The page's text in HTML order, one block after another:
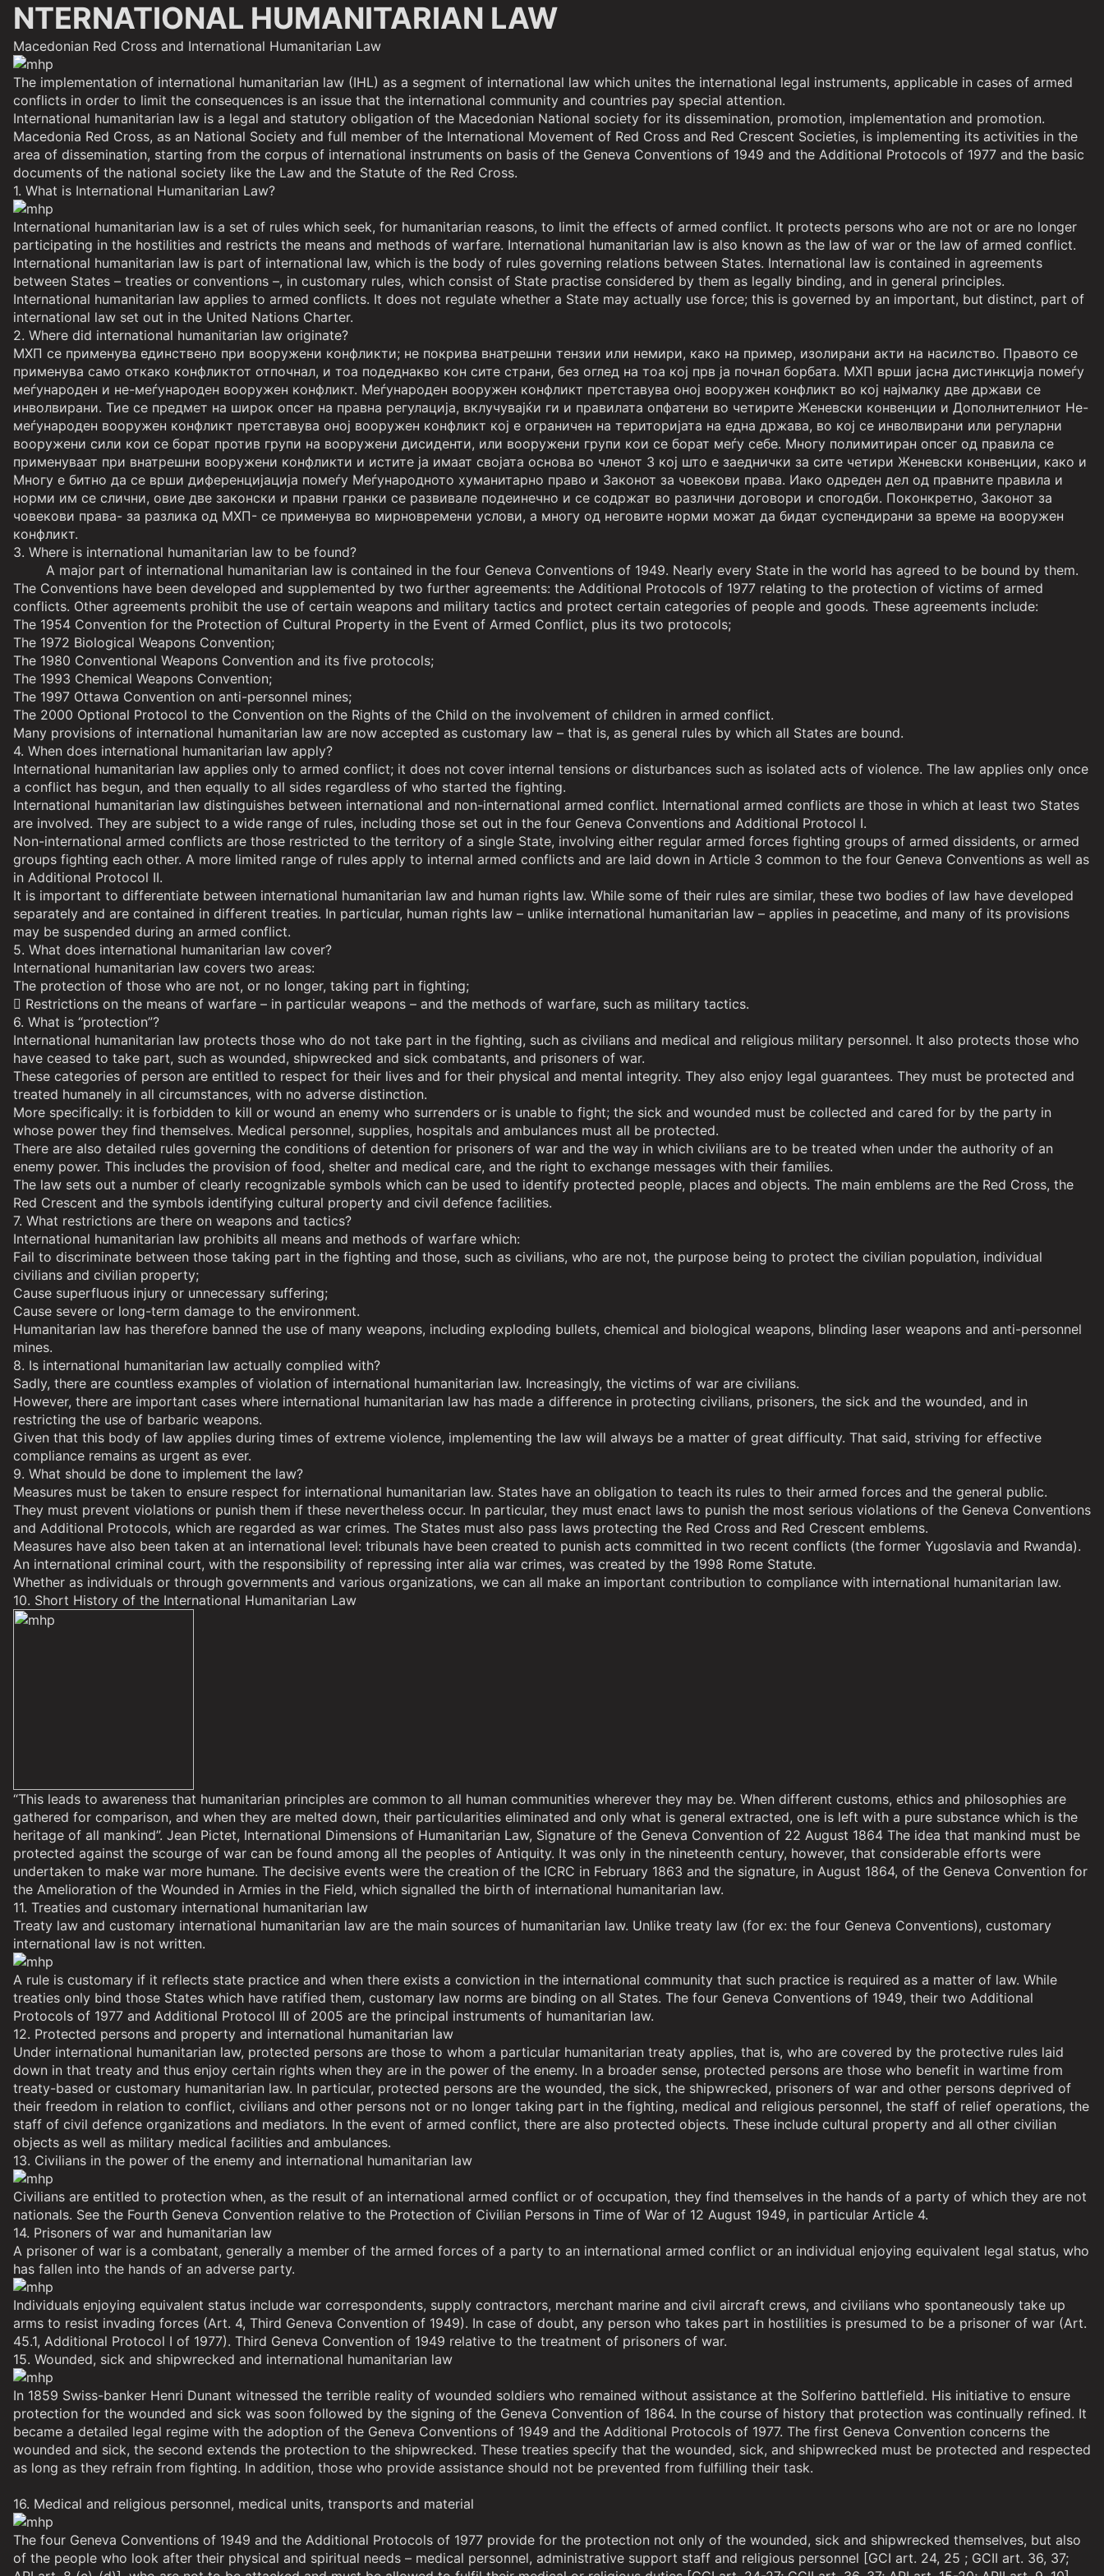
NTERNATIONAL HUMANITARIAN LAW
Macedonian Red Cross and International Humanitarian Law
The implementation of international humanitarian law (IHL) as a segment of international law which unites the international legal instruments, applicable in cases of armed
conflicts in order to limit the consequences is an issue that the international community and countries pay special attention.
International humanitarian law is a legal and statutory obligation of the Macedonian National society for its dissemination, promotion, implementation and promotion.
Macedonia Red Cross, as an National Society and full member of the International Movement of Red Cross and Red Crescent Societies, is implementing its activities in the
area of dissemination, starting from the corpus of international instruments on basis of the Geneva Conventions of 1949 and the Additional Protocols of 1977 and the basic
documents of the national society like the Law and the Statute of the Red Cross.
1. What is International Humanitarian Law?
International humanitarian law is a set of rules which seek, for humanitarian reasons, to limit the effects of armed conflict. It protects persons who are not or are no longer
participating in the hostilities and restricts the means and methods of warfare. International humanitarian law is also known as the law of war or the law of armed conflict.
International humanitarian law is part of international law, which is the body of rules governing relations between States. International law is contained in agreements
between States – treaties or conventions –, in customary rules, which consist of State practise considered by them as legally binding, and in general principles.
International humanitarian law applies to armed conflicts. It does not regulate whether a State may actually use force; this is governed by an important, but distinct, part of
international law set out in the United Nations Charter.
2. Where did international humanitarian law originate?
МХП се применува единствено при вооружени конфликти; не покрива внатрешни тензии или немири, како на пример, изолирани акти на насилство. Правото се
применува само откако конфликтот отпочнал, и тоа подеднакво кон сите страни, без оглед на тоа кој прв ја почнал борбата. МХП врши јасна дистинкција помеѓу
меѓународен и не-меѓународен вооружен конфликт. Меѓународен вооружен конфликт претставува оној вооружен конфликт во кој најмалку две држави се
инволвирани. Тие се предмет на широк опсег на правна регулација, вклучувајќи ги и правилата опфатени во четирите Женевски конвенции и Дополнителниот Не-
меѓународен вооружен конфликт претставува оној вооружен конфликт кој е ограничен на територијата на една држава, во кој се инволвирани или регуларни
вооружени сили кои се борат против групи на вооружени дисиденти, или вооружени групи кои се борат меѓу себе. Многу полимитиран опсег од правила се
применуваат при внатрешни вооружени конфликти и истите ја имаат својата основа во членот 3 кој што е заеднички за сите четири Женевски конвенции, како и
Многу е битно да се врши диференцијација помеѓу Меѓународното хуманитарно право и Законот за човекови права. Иако одреден дел од правните правила и
норми им се слични, овие две законски и правни гранки се развивале подеинечно и се содржат во различни договори и спогодби. Поконкретно, Законот за
човекови права- за разлика од МХП- се применува во мирновремени услови, а многу од неговите норми можат да бидат суспендирани за време на вооружен
конфликт.
3. Where is international humanitarian law to be found?
A major part of international humanitarian law is contained in the four Geneva Conventions of 1949. Nearly every State in the world has agreed to be bound by them.
The Conventions have been developed and supplemented by two further agreements: the Additional Protocols of 1977 relating to the protection of victims of armed
conflicts. Other agreements prohibit the use of certain weapons and military tactics and protect certain categories of people and goods. These agreements include:
The 1954 Convention for the Protection of Cultural Property in the Event of Armed Conflict, plus its two protocols;
The 1972 Biological Weapons Convention;
The 1980 Conventional Weapons Convention and its five protocols;
The 1993 Chemical Weapons Convention;
The 1997 Ottawa Convention on anti-personnel mines;
The 2000 Optional Protocol to the Convention on the Rights of the Child on the involvement of children in armed conflict.
Many provisions of international humanitarian law are now accepted as customary law – that is, as general rules by which all States are bound.
4. When does international humanitarian law apply?
International humanitarian law applies only to armed conflict; it does not cover internal tensions or disturbances such as isolated acts of violence. The law applies only once
a conflict has begun, and then equally to all sides regardless of who started the fighting.
International humanitarian law distinguishes between international and non-international armed conflict. International armed conflicts are those in which at least two States
are involved. They are subject to a wide range of rules, including those set out in the four Geneva Conventions and Additional Protocol I.
Non-international armed conflicts are those restricted to the territory of a single State, involving either regular armed forces fighting groups of armed dissidents, or armed
groups fighting each other. A more limited range of rules apply to internal armed conflicts and are laid down in Article 3 common to the four Geneva Conventions as well as
in Additional Protocol II.
It is important to differentiate between international humanitarian law and human rights law. While some of their rules are similar, these two bodies of law have developed
separately and are contained in different treaties. In particular, human rights law – unlike international humanitarian law – applies in peacetime, and many of its provisions
may be suspended during an armed conflict.
5. What does international humanitarian law cover?
International humanitarian law covers two areas:
The protection of those who are not, or no longer, taking part in fighting;
 Restrictions on the means of warfare – in particular weapons – and the methods of warfare, such as military tactics.
6. What is “protection”?
International humanitarian law protects those who do not take part in the fighting, such as civilians and medical and religious military personnel. It also protects those who
have ceased to take part, such as wounded, shipwrecked and sick combatants, and prisoners of war.
These categories of person are entitled to respect for their lives and for their physical and mental integrity. They also enjoy legal guarantees. They must be protected and
treated humanely in all circumstances, with no adverse distinction.
More specifically: it is forbidden to kill or wound an enemy who surrenders or is unable to fight; the sick and wounded must be collected and cared for by the party in
whose power they find themselves. Medical personnel, supplies, hospitals and ambulances must all be protected.
There are also detailed rules governing the conditions of detention for prisoners of war and the way in which civilians are to be treated when under the authority of an
enemy power. This includes the provision of food, shelter and medical care, and the right to exchange messages with their families.
The law sets out a number of clearly recognizable symbols which can be used to identify protected people, places and objects. The main emblems are the Red Cross, the
Red Crescent and the symbols identifying cultural property and civil defence facilities.
7. What restrictions are there on weapons and tactics?
International humanitarian law prohibits all means and methods of warfare which:
Fail to discriminate between those taking part in the fighting and those, such as civilians, who are not, the purpose being to protect the civilian population, individual
civilians and civilian property;
Cause superfluous injury or unnecessary suffering;
Cause severe or long-term damage to the environment.
Humanitarian law has therefore banned the use of many weapons, including exploding bullets, chemical and biological weapons, blinding laser weapons and anti-personnel
mines.
8. Is international humanitarian law actually complied with?
Sadly, there are countless examples of violation of international humanitarian law. Increasingly, the victims of war are civilians.
However, there are important cases where international humanitarian law has made a difference in protecting civilians, prisoners, the sick and the wounded, and in
restricting the use of barbaric weapons.
Given that this body of law applies during times of extreme violence, implementing the law will always be a matter of great difficulty. That said, striving for effective
compliance remains as urgent as ever.
9. What should be done to implement the law?
Measures must be taken to ensure respect for international humanitarian law. States have an obligation to teach its rules to their armed forces and the general public.
They must prevent violations or punish them if these nevertheless occur. In particular, they must enact laws to punish the most serious violations of the Geneva Conventions
and Additional Protocols, which are regarded as war crimes. The States must also pass laws protecting the Red Cross and Red Crescent emblems.
Measures have also been taken at an international level: tribunals have been created to punish acts committed in two recent conflicts (the former Yugoslavia and Rwanda).
An international criminal court, with the responsibility of repressing inter alia war crimes, was created by the 1998 Rome Statute.
Whether as individuals or through governments and various organizations, we can all make an important contribution to compliance with international humanitarian law.
10. Short History of the International Humanitarian Law
“This leads to awareness that humanitarian principles are common to all human communities wherever they may be. When different customs, ethics and philosophies are
gathered for comparison, and when they are melted down, their particularities eliminated and only what is general extracted, one is left with a pure substance which is the
heritage of all mankind”. Jean Pictet, International Dimensions of Humanitarian Law, Signature of the Geneva Convention of 22 August 1864 The idea that mankind must be
protected against the scourge of war can be found among all the peoples of Antiquity. It was only in the nineteenth century, however, that considerable efforts were
undertaken to make war more humane. The decisive events were the creation of the ICRC in February 1863 and the signature, in August 1864, of the Geneva Convention for
the Amelioration of the Wounded in Armies in the Field, which signalled the birth of international humanitarian law.
11. Treaties and customary international humanitarian law
Treaty law and customary international humanitarian law are the main sources of humanitarian law. Unlike treaty law (for ex: the four Geneva Conventions), customary
international law is not written.
A rule is customary if it reflects state practice and when there exists a conviction in the international community that such practice is required as a matter of law. While
treaties only bind those States which have ratified them, customary law norms are binding on all States. The four Geneva Conventions of 1949, their two Additional
Protocols of 1977 and Additional Protocol III of 2005 are the principal instruments of humanitarian law.
12. Protected persons and property and international humanitarian law
Under international humanitarian law, protected persons are those to whom a particular humanitarian treaty applies, that is, who are covered by the protective rules laid
down in that treaty and thus enjoy certain rights when they are in the power of the enemy. In a broader sense, protected persons are those who benefit in wartime from
treaty-based or customary humanitarian law. In particular, protected persons are the wounded, the sick, the shipwrecked, prisoners of war and other persons deprived of
their freedom in relation to conflict, civilians and other persons not or no longer taking part in the fighting, medical and religious personnel, the staff of relief operations, the
staff of civil defence organizations and mediators. In the event of armed conflict, there are also protected objects. These include cultural property and all other civilian
objects as well as military medical facilities and ambulances.
13. Civilians in the power of the enemy and international humanitarian law
Civilians are entitled to protection when, as the result of an international armed conflict or of occupation, they find themselves in the hands of a party of which they are not
nationals. See the Fourth Geneva Convention relative to the Protection of Civilian Persons in Time of War of 12 August 1949, in particular Article 4.
14. Prisoners of war and humanitarian law
A prisoner of war is a combatant, generally a member of the armed forces of a party to an international armed conflict or an individual enjoying equivalent legal status, who
has fallen into the hands of an adverse party.
Individuals enjoying equivalent status include war correspondents, supply contractors, merchant marine and civil aircraft crews, and civilians who spontaneously take up
arms to resist invading forces (Art. 4, Third Geneva Convention of 1949). In case of doubt, any person who takes part in hostilities is presumed to be a prisoner of war (Art.
45.1, Additional Protocol I of 1977). Third Geneva Convention of 1949 relative to the treatment of prisoners of war.
15. Wounded, sick and shipwrecked and international humanitarian law
In 1859 Swiss-banker Henri Dunant witnessed the terrible reality of wounded soldiers who remained without assistance at the Solferino battlefield. His initiative to ensure
protection for the wounded and sick was soon followed by the signing of the Geneva Convention of 1864. In the course of history that protection was continually refined. It
became a detailed legal regime with the adoption of the Geneva Conventions of 1949 and the Additional Protocols of 1977. The first Geneva Convention concerns the
wounded and sick, the second extends the protection to the shipwrecked. These treaties specify that the wounded, sick, and shipwrecked must be protected and respected
as long as they refrain from fighting. In addition, those who provide assistance should not be prevented from fulfilling their task.
16. Medical and religious personnel, medical units, transports and material
The four Geneva Conventions of 1949 and the Additional Protocols of 1977 provide for the protection not only of the wounded, sick and shipwrecked themselves, but also
of the people who look after their physical and spiritual needs – medical personnel, administrative support staff and religious personnel [GCI art. 24, 25 ; GCII art. 36, 37;